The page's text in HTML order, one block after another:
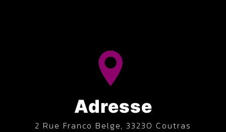
Adresse
2 Rue Franco Belge, 33230 Coutras